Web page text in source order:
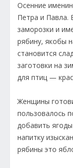
Осенние
Петра и Павла.
заморозки и
рябину, якобы
становится
заготовки на
для птиц —
Женщины
пользовалось
добавить
напитку
рябины это